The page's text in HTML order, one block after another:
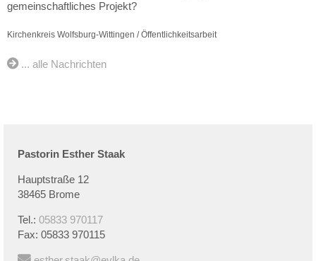
gemeinschaftliches Projekt?
Kirchenkreis Wolfsburg-Wittingen / Öffentlichkeitsarbeit
... alle Nachrichten
Pastorin Esther Staak
Hauptstraße 12
38465 Brome
Tel.: 05833 970117
Fax: 05833 970115